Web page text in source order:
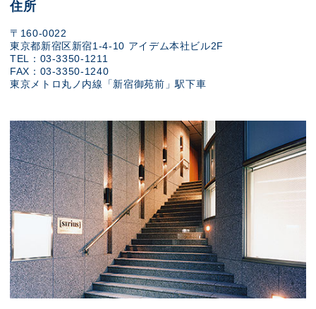
住所
〒160-0022
東京都新宿区新宿1-4-10 アイデム本社ビル2F
TEL：03-3350-1211
FAX：03-3350-1240
東京メトロ丸ノ内線「新宿御苑前」駅下車